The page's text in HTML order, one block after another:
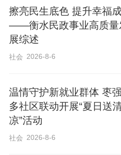
透，额头的汗珠不断
动作。“热归热，这地
逛着才舒心！” 她朴实
解。
在衡水湖景区，像田
环卫工作者还有很多
行者”，不惧高温 “烤
动，守护着衡水湖景区
擦亮民生底色 提升幸福
——衡水民政事业高质量
展综述
社会 2026-8-6
温情守护新就业群体 枣
多社区联动开展“夏日送
凉”活动
社会 2026-8-6